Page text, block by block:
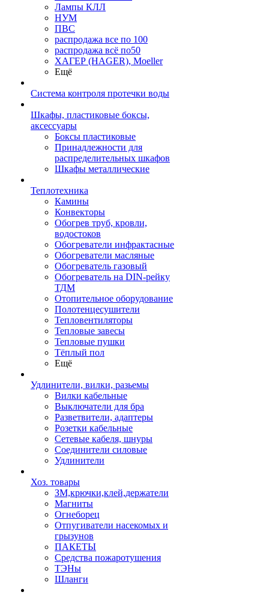
Лампы КЛЛ
НУМ
ПВС
распродажа все по 100
распродажа всё по50
ХАГЕР (HAGER), Moeller
Ещё
Система контроля протечки воды
Шкафы, пластиковые боксы,
аксессуары
Боксы пластиковые
Принадлежности для
распределительных шкафов
Шкафы металлические
Теплотехника
Камины
Конвекторы
Обогрев труб, кровли,
водостоков
Обогреватели инфрактасные
Обогреватели масляные
Обогреватель газовый
Обогреватель на DIN-рейку
ТДМ
Отопительное оборудование
Полотенцесушители
Тепловентиляторы
Тепловые завесы
Тепловые пушки
Тёплый пол
Ещё
Удлинители, вилки, разьемы
Вилки кабельные
Выключатели для бра
Разветвители, адаптеры
Розетки кабельные
Сетевые кабеля, шнуры
Соединители силовые
Удлинители
Хоз. товары
ЗМ,крючки,клей,держатели
Магниты
Огнеборец
Отпугиватели насекомых и
грызунов
ПАКЕТЫ
Средства пожаротушения
ТЭНы
Шланги